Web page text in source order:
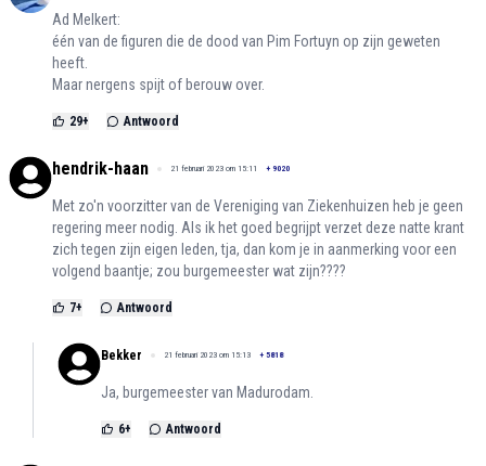
Ad Melkert:
één van de figuren die de dood van Pim Fortuyn op zijn geweten
heeft.
Maar nergens spijt of berouw over.
29+ Antwoord
hendrik-haan 21 februari 2023 om 15:11 + 9020
Met zo'n voorzitter van de Vereniging van Ziekenhuizen heb je geen
regering meer nodig. Als ik het goed begrijpt verzet deze natte krant
zich tegen zijn eigen leden, tja, dan kom je in aanmerking voor een
volgend baantje; zou burgemeester wat zijn????
7+ Antwoord
Bekker 21 februari 2023 om 15:13 + 5818
Ja, burgemeester van Madurodam.
6+ Antwoord